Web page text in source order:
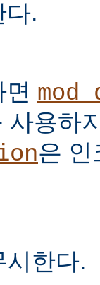
다.
사용하
은 인
시한다.